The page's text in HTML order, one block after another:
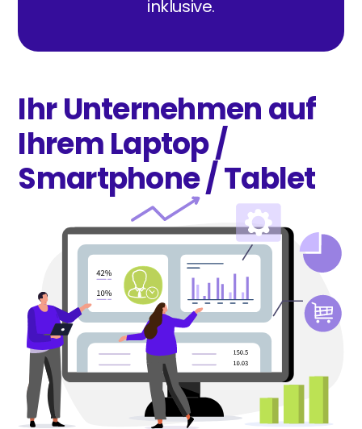
inklusive.
Ihr Unternehmen auf
Ihrem Laptop /
Smartphone / Tablet